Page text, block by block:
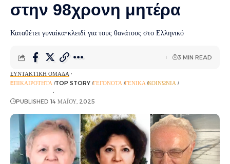
στην 98χρονη μητέρα
Καταθέτει γυναίκα-κλειδί για τους θανάτους στο Ελληνικό
ΣΥΝΤΑΚΤΙΚΉ ΟΜΆΔΑ
EΠΙΚΑΙΡΌΤΗΤΑ TOP STORY ΓΕΓΟΝΌΤΑ ΓΕΝΙΚΆ ΚΟΙΝΩΝΊΑ
PUBLISHED 14 ΜΑΪ́ΟΥ, 2025
3 MIN READ